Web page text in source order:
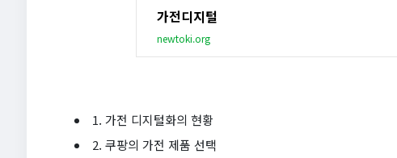
가전디지털
newtoki.org
1. 가전 디지털화의 현황
2. 쿠팡의 가전 제품 선택